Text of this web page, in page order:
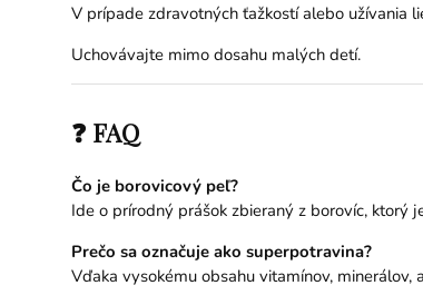
V prípade zdravotných ťažkostí alebo užívania
Uchovávajte mimo dosahu malých detí.
❓ FAQ
Čo je borovicový peľ?
Ide o prírodný prášok zbieraný z borovíc, ktorý
Prečo sa označuje ako superpotravina?
Vďaka vysokému obsahu vitamínov,